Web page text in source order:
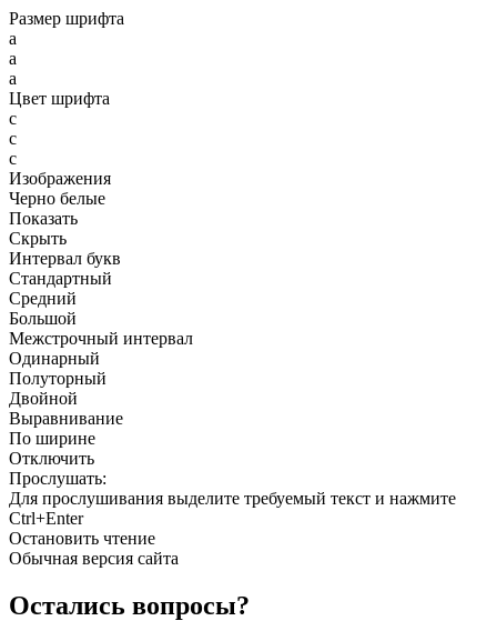
Размер шрифта
a
a
a
Цвет шрифта
c
c
c
Изображения
Черно белые
Показать
Скрыть
Интервал букв
Стандартный
Средний
Большой
Межстрочный интервал
Одинарный
Полуторный
Двойной
Выравнивание
По ширине
Отключить
Прослушать:
Для прослушивания выделите требуемый текст и нажмите
Ctrl+Enter
Остановить чтение
Обычная версия сайта
Остались вопросы?